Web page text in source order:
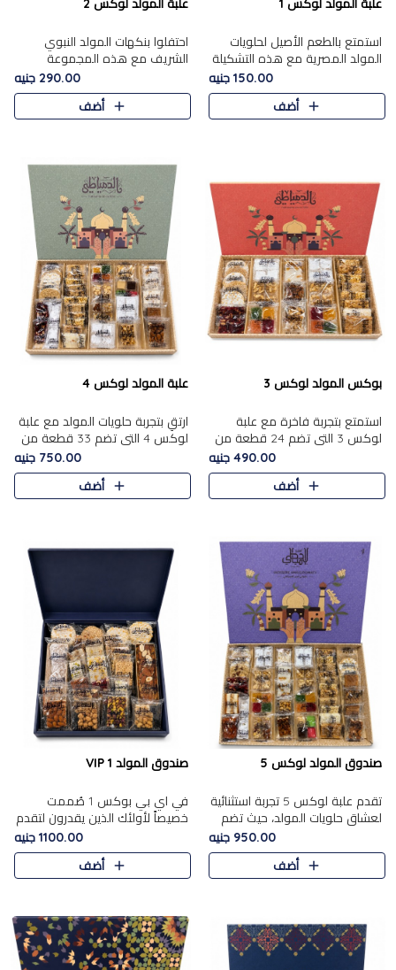
علبة المولد لوكس 1
استمتع بالطعم الأصيل لحلويات
المولد المصرية مع هذه التشكيلة
المختارة بعناية من 9 قطع. تتضمن
التشكيلة جوزرية مع فول،ملبان
150.00 جنيه
أضف
علبة المولد لوكس 2
احتفلوا بنكهات المولد النبوي
الشريف مع هذه المجموعة
الفاخرة المكونة من 19 قطعة،
والتي تم اختيارها بعناية فائقة لتُبرز
تشكيلة واسعة من الحلويات
290.00 جنيه
أضف
بوكس المولد لوكس 3
استمتع بتجربة فاخرة مع علبة
لوكس 3 التي تضم 24 قطعة من
أشهر حلويات المولد الشرقية
المختارة بعناية. تحتوي التشكيلة
على الجزرية بالفول، والملب..
490.00 جنيه
أضف
علبة المولد لوكس 4
ارتقِ بتجربة حلويات المولد مع علبة
لوكس 4 التي تضم 33 قطعة من
تشكيلة فاخرة ومتنوعة من أشهر
الأصناف الشرقية. تحتوي العلبة على
الجزرية بالفول،..
750.00 جنيه
أضف
صندوق المولد لوكس 5
تقدم علبة لوكس 5 تجربة استثنائية
لعشاق حلويات المولد، حيث تضم
42 قطعة من تشكيلة فاخرة تجمع
بين أشهر الأصناف التقليدية وأصناف
مميزة مختارة بع..
950.00 جنيه
أضف
صندوق المولد VIP 1
في اي بي بوكس 1 صُممت
خصيصاً لأولئك الذين يقدرون لتقدم
تجربة استثنائية بوكس تجمع بين
أفخر حلويات المولد المصري مع
تشكيلة مختارة من الأصناف ..
1100.00 جنيه
أضف